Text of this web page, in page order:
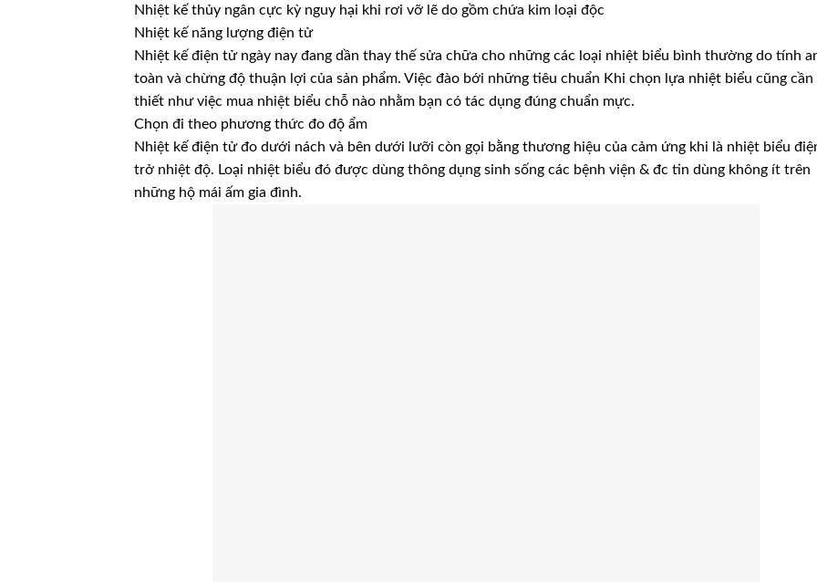
Nhiệt kế thủy ngân cực kỳ nguy hại khi rơi vỡ lẽ do gồm chứa kim loại độc
Nhiệt kế năng lượng điện tử
Nhiệt kế điện tử ngày nay đang dần thay thế sửa chữa cho những các loại nhiệt biểu bình thường do tính
toàn và chừng độ thuận lợi của sản phẩm. Việc đào bới những tiêu chuẩn Khi chọn lựa nhiệt biểu cũng cần
thiết như việc mua nhiệt biểu chỗ nào nhằm bạn có tác dụng đúng chuẩn mực.
Chọn đi theo phương thức đo độ ẩm
Nhiệt kế điện tử đo dưới nách và bên dưới lưỡi còn gọi bằng thương hiệu của cảm ứng khi là nhiệt biểu
trở nhiệt độ. Loại nhiệt biểu đó được dùng thông dụng sinh sống các bệnh viện & đc tin dùng không ít trên
những hộ mái ấm gia đình.